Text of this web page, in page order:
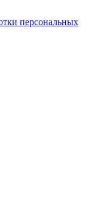
персональных